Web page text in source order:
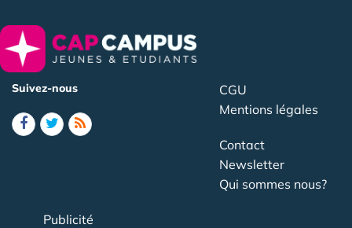
Suivez-nous
CGU
Mentions légales
Contact
Newsletter
Qui sommes nous?
Publicité